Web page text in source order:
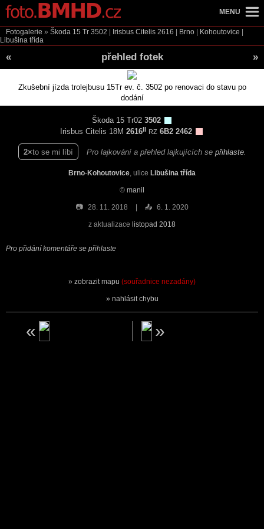
Fotogalerie » Škoda 15 Tr 3502 Irisbus Citelis 2616 Brno Kohoutovice
Libušina třída
« přehled fotek »
Zkušební jízda trolejbusu 15Tr ev. č. 3502 po renovaci do stavu po
dodání
Škoda 15 Tr02 3502
Irisbus Citelis 18M 2616 RZ 6B2 2462
2 to se mi líbí Pro lajkování a přehled lajkujících se přihlaste.
Brno-Kohoutovice, ulice Libušina třída
© manil
📷 28. 11. 2018 📤 6. 1. 2020
z aktualizace listopad 2018
Pro přidání komentáře se přihlaste
zobrazit mapu (souřadnice nezadány)
nahlásit chybu
MENU